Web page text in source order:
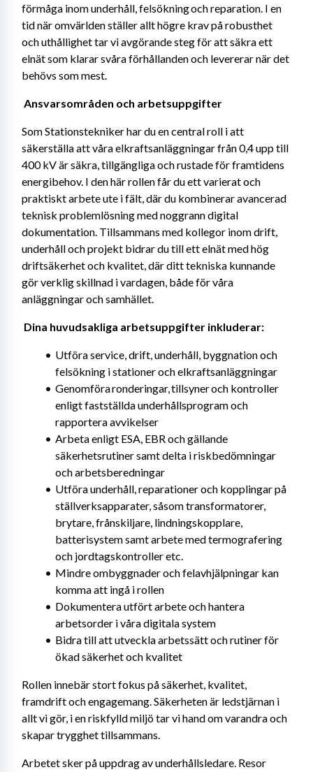
förmåga inom underhåll, felsökning och reparation. I en
tid när omvärlden ställer allt högre krav på robusthet
och uthållighet tar vi avgörande steg för att säkra ett
elnät som klarar svåra förhållanden och levererar när det
behövs som mest.
Ansvarsområden och arbetsuppgifter
Som Stationstekniker har du en central roll i att
säkerställa att våra elkraftsanläggningar från 0,4 upp till
400 kV är säkra, tillgängliga och rustade för framtidens
energibehov. I den här rollen får du ett varierat och
praktiskt arbete ute i fält, där du kombinerar avancerad
teknisk problemlösning med noggrann digital
dokumentation. Tillsammans med kollegor inom drift,
underhåll och projekt bidrar du till ett elnät med hög
driftsäkerhet och kvalitet, där ditt tekniska kunnande
gör verklig skillnad i vardagen, både för våra
anläggningar och samhället.
Dina huvudsakliga arbetsuppgifter inkluderar:
Utföra service, drift, underhåll, byggnation och
felsökning i stationer och elkraftsanläggningar
Genomföra ronderingar, tillsyner och kontroller
enligt fastställda underhållsprogram och
rapportera avvikelser
Arbeta enligt ESA, EBR och gällande
säkerhetsrutiner samt delta i riskbedömningar
och arbetsberedningar
Utföra underhåll, reparationer och kopplingar på
ställverksapparater, såsom transformatorer,
brytare, frånskiljare, lindningskopplare,
batterisystem samt arbete med termografering
och jordtagskontroller etc.
Mindre ombyggnader och felavhjälpningar kan
komma att ingå i rollen
Dokumentera utfört arbete och hantera
arbetsorder i våra digitala system
Bidra till att utveckla arbetssätt och rutiner för
ökad säkerhet och kvalitet
Rollen innebär stort fokus på säkerhet, kvalitet,
framdrift och engagemang. Säkerheten är ledstjärnan i
allt vi gör, i en riskfylld miljö tar vi hand om varandra och
skapar trygghet tillsammans.
Arbetet sker på uppdrag av underhållsledare. Resor